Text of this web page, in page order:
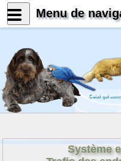
Celui qui
Système
Menu de